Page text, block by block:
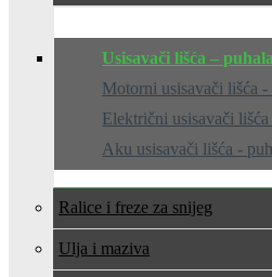
Usisavači lišća – puhala
Motorni usisavači lišća -
Električni usisavači lišća
Aku usisavači lišća -
Ralice i freze za snijeg
Ulja i maziva